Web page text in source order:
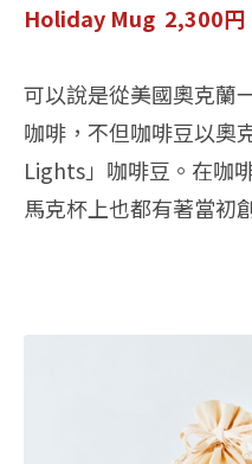
Holiday Mug 2,300円
可以說是從美國奧克蘭
咖啡，不但咖啡豆以奧
Lights」咖啡豆。在咖
馬克杯上也都有著當初